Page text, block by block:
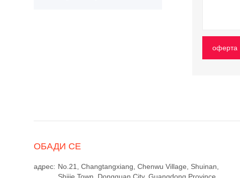
оферта
ОБАДИ СЕ
адрес: No.21, Changtangxiang, Chenwu Village, Shuinan,